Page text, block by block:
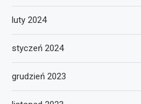
luty 2024
styczeń 2024
grudzień 2023